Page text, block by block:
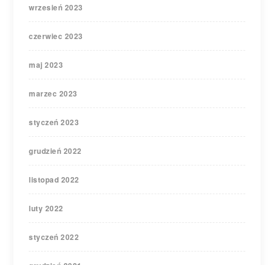
wrzesień 2023
czerwiec 2023
maj 2023
marzec 2023
styczeń 2023
grudzień 2022
listopad 2022
luty 2022
styczeń 2022